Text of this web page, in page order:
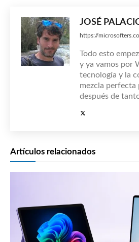
JOSÉ
https://
Todo esto
y ya vamos por
tecnología y la
mezcla perfecta
después de
Artículos relacionados